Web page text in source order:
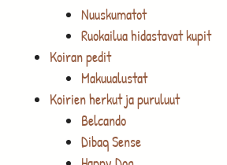
Nuuskumatot
Ruokailua hidastavat kupit
Koiran pedit
Makuualustat
Koirien herkut ja puruluut
Belcando
Dibaq Sense